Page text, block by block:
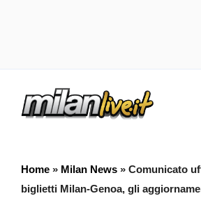
Home » Milan News » Comunicato
biglietti Milan-Genoa, gli